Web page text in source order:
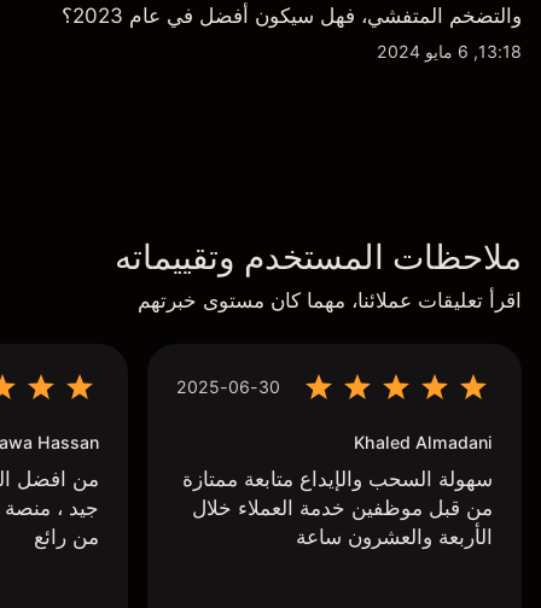
والتضخم المتفشي، فهل سيكون أفضل في عام 2023؟
13:18, 6 مايو 2024
ملاحظات المستخدم وتقييماته
اقرأ تعليقات عملائنا، مهما كان مستوى خبرتهم
2025-06-30
Khaled Almadani
سهولة السحب والإيداع متابعة ممتازة
من قبل موظفين خدمة العملاء خلال
الأربعة والعشرون ساعة
Hassan
من افضل
جيد ،
من رائع